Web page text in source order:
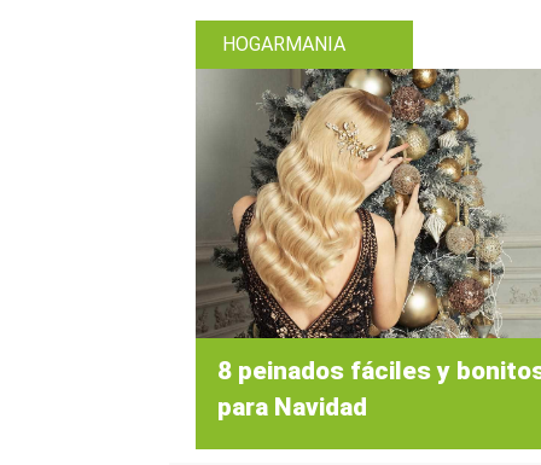
HOGARMANIA
8 peinados fáciles y
para Navidad